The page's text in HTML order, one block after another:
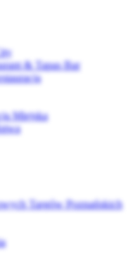
& Tapas Bar
Miejska
Targów Poznańskich